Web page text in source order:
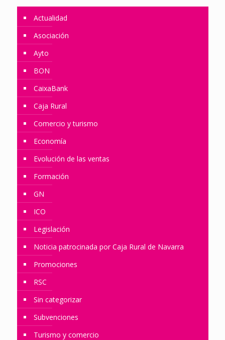
Actualidad
Asociación
Ayto
BON
CaixaBank
Caja Rural
Comercio y turismo
Economía
Evolución de las ventas
Formación
GN
ICO
Legislación
Noticia patrocinada por Caja Rural de Navarra
Promociones
RSC
Sin categorizar
Subvenciones
Turismo y comercio